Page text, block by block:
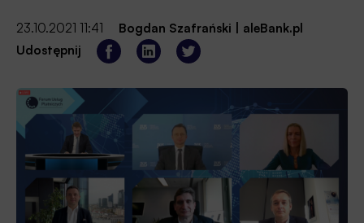
23.10.2021 11:41 Bogdan Szafrański
aleBank.pl
Udostępnij